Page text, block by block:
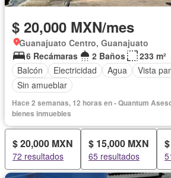
$ 20,000 MXN/mes
Guanajuato Centro, Guanajuato
6 Recámaras
2 Baños
233 m²
Balcón
Electricidad Agua
Vista
Sin amueblar
Hace 2 semanas, 12 horas en - Quantum
bienes inmuebles
$ 20,000 MXN
72 resultados
$ 15,000 MXN
65 resultados